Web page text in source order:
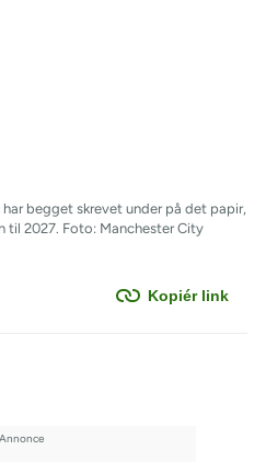
begget skrevet under på det papir,
til 2027. Foto: Manchester City
Kopiér link